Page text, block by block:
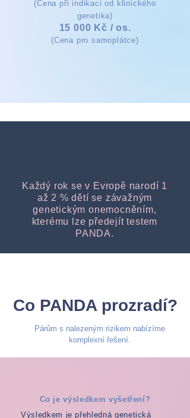
(Cena při indikaci od klinického
genetika)
15 000 Kč / os.
(Cena pro samoplátce)
Každý rok se v Evropě narodí 1
až 2 % dětí se závažným
genetickým onemocněním,
kterému lze předejít testem
PANDA.
Co PANDA prozradí?
Párům s nalezeným rizikem nabízíme
komplexní řešení.
Co je výsledkem vyšetření?
Výsledkem je přehledná genetická